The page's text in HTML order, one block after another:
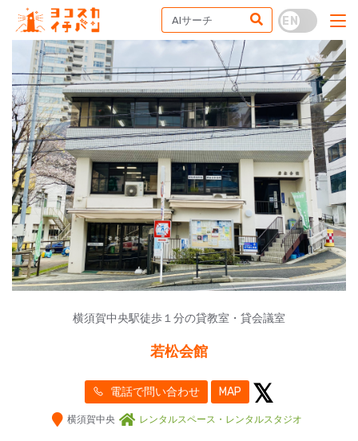
横須賀中央駅徒歩１分の貸教室・貸会議室
若松会館
電話で問い合わせ MAP
横須賀中央 レンタルスペース・レンタルスタジオ